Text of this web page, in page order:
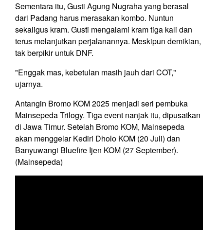
Sementara itu, Gusti Agung Nugraha yang berasal
dari Padang harus merasakan kombo. Nuntun
sekaligus kram. Gusti mengalami kram tiga kali dan
terus melanjutkan perjalanannya. Meskipun demikian,
tak berpikir untuk DNF.
"Enggak mas, kebetulan masih jauh dari COT,"
ujarnya.
Antangin Bromo KOM 2025 menjadi seri pembuka
Mainsepeda Trilogy. Tiga event nanjak itu, dipusatkan
di Jawa Timur. Setelah Bromo KOM, Mainsepeda
akan menggelar Kediri Dholo KOM (20 Juli) dan
Banyuwangi Bluefire Ijen KOM (27 September).
(Mainsepeda)